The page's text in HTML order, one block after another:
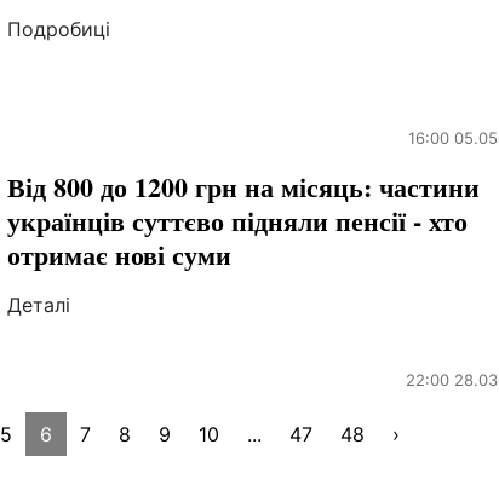
Подробиці
16:00 05.05
Від 800 до 1200 грн на місяць: частини
українців суттєво підняли пенсії - хто
отримає нові суми
Деталі
22:00 28.03
5 6 7 8 9 10 ... 47 48 ›